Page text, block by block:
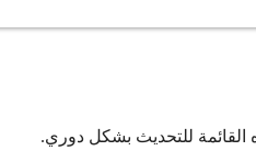
القائمة للتحديث بشكل دوري.